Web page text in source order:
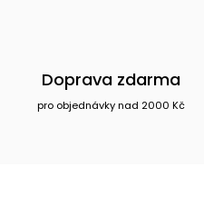
Doprava zdarma
pro objednávky nad 2000 Kč